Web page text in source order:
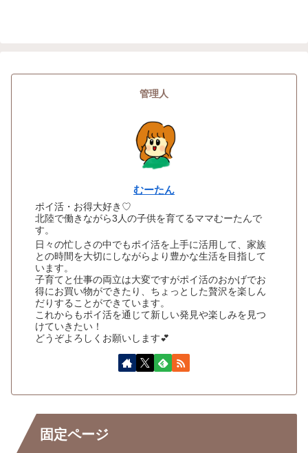
管理人
むーたん
ポイ活・お得大好き♡
北陸で働きながら3人の子供を育てるママむーたんで
す。
日々の忙しさの中でもポイ活を上手に活用して、家族
との時間を大切にしながらより豊かな生活を目指して
います。
子育てと仕事の両立は大変ですがポイ活のおかげでお
得にお買い物ができたり、ちょっとした贅沢を楽しん
だりすることができています。
これからもポイ活を通じて新しい発見や楽しみを見つ
けていきたい！
どうぞよろしくお願いします💕
固定ページ